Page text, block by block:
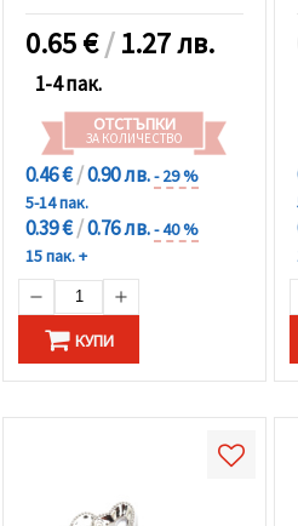
0.65€/1.27 лв.
1-4 пак.
ОТСТЪПКИ
ЗА КОЛИЧЕСТВО
0.46 €/0.90 лв.- 29 %
5-14 пак.
0.39 €/0.76 лв.- 40 %
15 пак. +
КУПИ